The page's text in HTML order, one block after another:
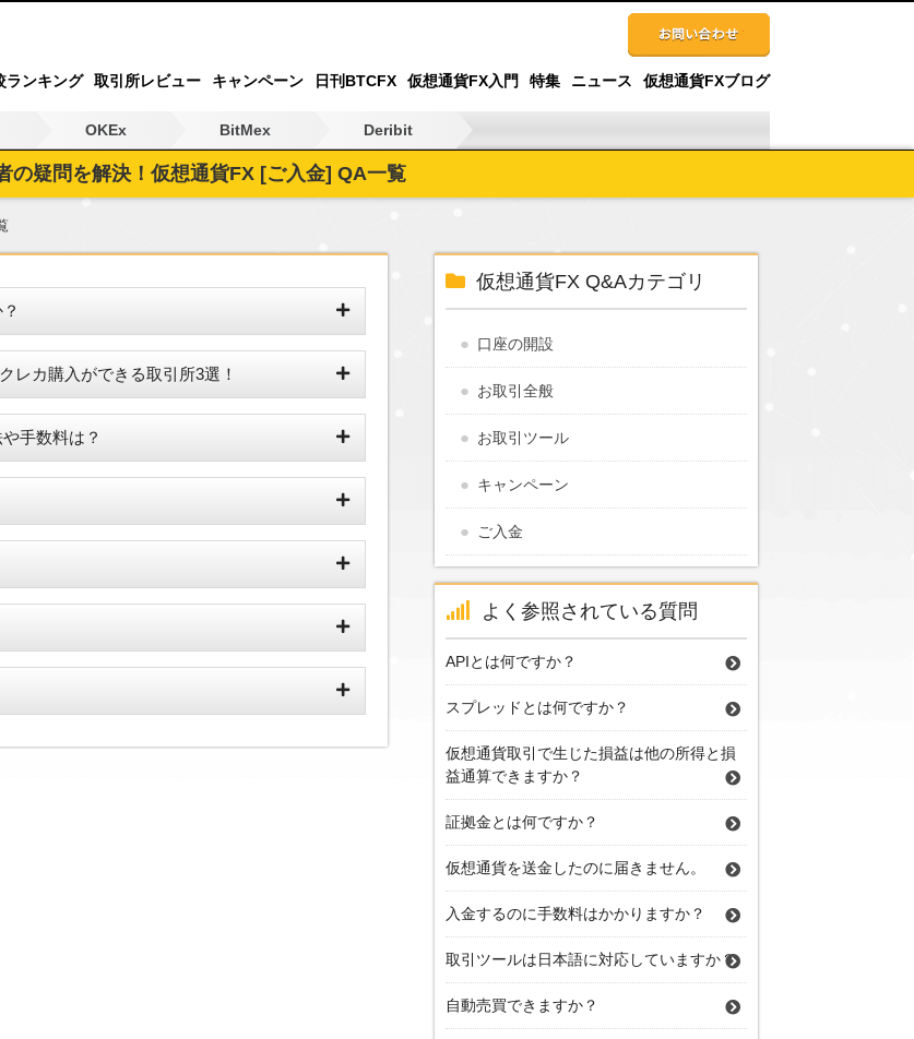
ランキング 取引所レビュー キャンペーン 日刊BTCFX 仮想通貨FX入門 特集 ニュース 仮想通貨FXブログ
OKEx BitMex Deribit
の疑問を解決！仮想通貨FX [ご入金] QA一覧
レカ購入ができる取引所3選！
手数料は？
仮想通貨FX Q&Aカテゴリ
口座の開設
お取引全般
お取引ツール
キャンペーン
ご入金
よく参照されている質問
APIとは何ですか？
スプレッドとは何ですか？
仮想通貨取引で生じた損益は他の所得と損
益通算できますか？
証拠金とは何ですか？
仮想通貨を送金したのに届きません。
入金するのに手数料はかかりますか？
取引ツールは日本語に対応していますか？
自動売買できますか？